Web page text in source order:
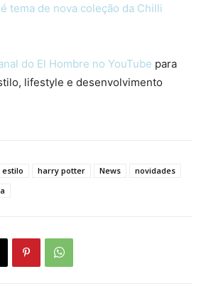
é tema de nova coleção da Chilli
do El Hombre no YouTube para
lifestyle e desenvolvimento
estilo harry potter News
novidades